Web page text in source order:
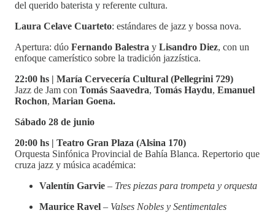
del querido baterista y referente cultura.
Laura Celave Cuarteto: estándares de jazz y bossa nova.
Apertura: dúo Fernando Balestra y Lisandro Diez, con un
enfoque camerístico sobre la tradición jazzística.
22:00 hs | María Cervecería Cultural (Pellegrini 729)
Jazz de Jam con Tomás Saavedra, Tomás Haydu, Emanuel
Rochon, Marian Goena.
Sábado 28 de junio
20:00 hs | Teatro Gran Plaza (Alsina 170)
Orquesta Sinfónica Provincial de Bahía Blanca. Repertorio que
cruza jazz y música académica:
Valentín Garvie – Tres piezas para trompeta y orquesta
Maurice Ravel – Valses Nobles y Sentimentales